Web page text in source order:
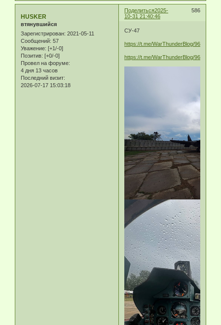
Поделиться 586
2025-
10-31 21:40:46
HUSKER
втянувшийся
Зарегистрирован: 2021-05-11
Сообщений: 57
Уважение: [+1/-0]
Позитив: [+0/-0]
Провел на форуме:
4 дня 13 часов
Последний визит:
2026-07-17 15:03:18
СУ-47
https://t.me/WarThunderBlog/9607865
https://t.me/WarThunderBlog/9607823